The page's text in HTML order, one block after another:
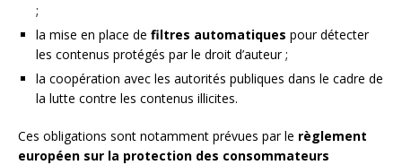
;
la mise en place de filtres automatiques pour détecter
les contenus protégés par le droit d’auteur ;
la coopération avec les autorités publiques dans le cadre de
la lutte contre les contenus illicites.
Ces obligations sont notamment prévues par le règlement
européen sur la protection des consommateurs